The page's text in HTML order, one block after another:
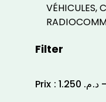
VÉHICULES,
Filter
Prix : د.م. 1.250